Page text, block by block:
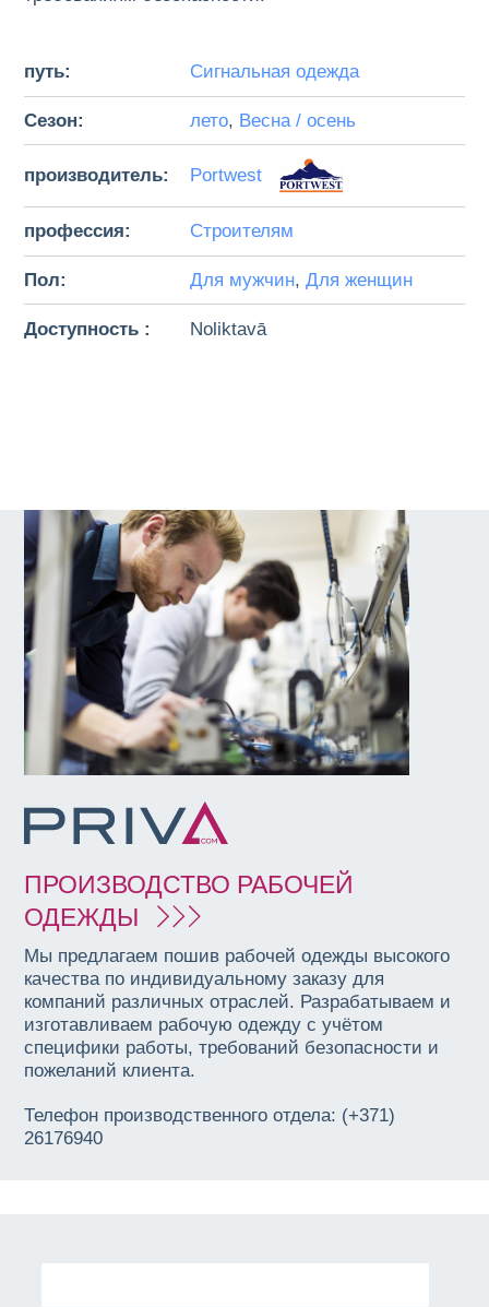
путь: Сигнальная одежда
Cезон: лето, Bесна / осень
производитель: Portwest
профессия: Строителям
Пол: Для мужчин,Для женщин
Доступность : Noliktavā
ПРОИЗВОДСТВО РАБОЧЕЙ
ОДЕЖДЫ
Мы предлагаем пошив рабочей одежды высокого
качества по индивидуальному заказу для
компаний различных отраслей. Разрабатываем и
изготавливаем рабочую одежду с учётом
специфики работы, требований безопасности и
пожеланий клиента.
Телефон производственного отдела: (+371)
26176940